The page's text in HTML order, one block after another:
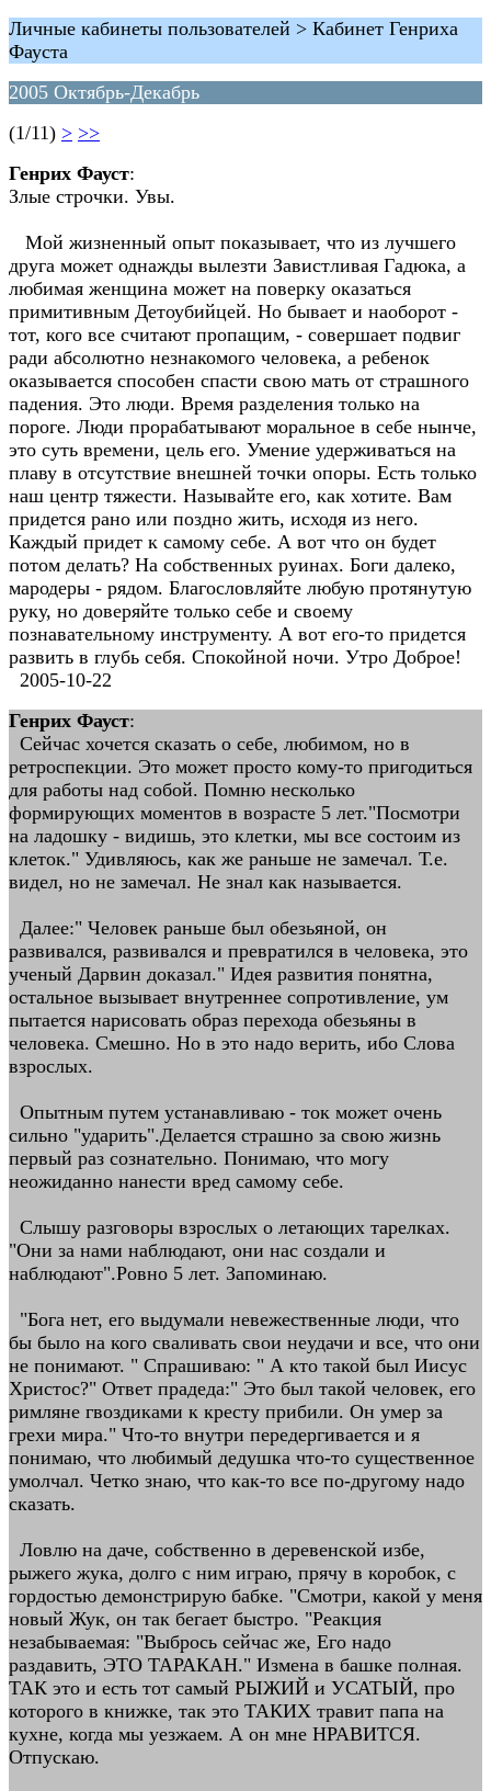
Личные кабинеты пользователей > Кабинет Генриха
Фауста
2005 Октябрь-Декабрь
(1/11) > >>
Генрих Фауст:
Злые строчки. Увы.
Мой жизненный опыт показывает, что из лучшего
друга может однажды вылезти Завистливая Гадюка, а
любимая женщина может на поверку оказаться
примитивным Детоубийцей. Но бывает и наоборот -
тот, кого все считают пропащим, - совершает подвиг
ради абсолютно незнакомого человека, а ребенок
оказывается способен спасти свою мать от страшного
падения. Это люди. Время разделения только на
пороге. Люди прорабатывают моральное в себе нынче,
это суть времени, цель его. Умение удерживаться на
плаву в отсутствие внешней точки опоры. Есть только
наш центр тяжести. Называйте его, как хотите. Вам
придется рано или поздно жить, исходя из него.
Каждый придет к самому себе. А вот что он будет
потом делать? На собственных руинах. Боги далеко,
мародеры - рядом. Благословляйте любую протянутую
руку, но доверяйте только себе и своему
познавательному инструменту. А вот его-то придется
развить в глубь себя. Спокойной ночи. Утро Доброе!
2005-10-22
Генрих Фауст:
Сейчас хочется сказать о себе, любимом, но в
ретроспекции. Это может просто кому-то пригодиться
для работы над собой. Помню несколько
формирующих моментов в возрасте 5 лет."Посмотри
на ладошку - видишь, это клетки, мы все состоим из
клеток." Удивляюсь, как же раньше не замечал. Т.е.
видел, но не замечал. Не знал как называется.
Далее:" Человек раньше был обезьяной, он
развивался, развивался и превратился в человека, это
ученый Дарвин доказал." Идея развития понятна,
остальное вызывает внутреннее сопротивление, ум
пытается нарисовать образ перехода обезьяны в
человека. Смешно. Но в это надо верить, ибо Слова
взрослых.
Опытным путем устанавливаю - ток может очень
сильно "ударить".Делается страшно за свою жизнь
первый раз сознательно. Понимаю, что могу
неожиданно нанести вред самому себе.
Слышу разговоры взрослых о летающих тарелках.
"Они за нами наблюдают, они нас создали и
наблюдают".Ровно 5 лет. Запоминаю.
"Бога нет, его выдумали невежественные люди, что
бы было на кого сваливать свои неудачи и все, что они
не понимают. " Спрашиваю: " А кто такой был Иисус
Христос?" Ответ прадеда:" Это был такой человек, его
римляне гвоздиками к кресту прибили. Он умер за
грехи мира." Что-то внутри передергивается и я
понимаю, что любимый дедушка что-то существенное
умолчал. Четко знаю, что как-то все по-другому надо
сказать.
Ловлю на даче, собственно в деревенской избе,
рыжего жука, долго с ним играю, прячу в коробок, с
гордостью демонстрирую бабке. "Смотри, какой у меня
новый Жук, он так бегает быстро. "Реакция
незабываемая: "Выбрось сейчас же, Его надо
раздавить, ЭТО ТАРАКАН." Измена в башке полная.
ТАК это и есть тот самый РЫЖИЙ и УСАТЫЙ, про
которого в книжке, так это ТАКИХ травит папа на
кухне, когда мы уезжаем. А он мне НРАВИТСЯ.
Отпускаю.